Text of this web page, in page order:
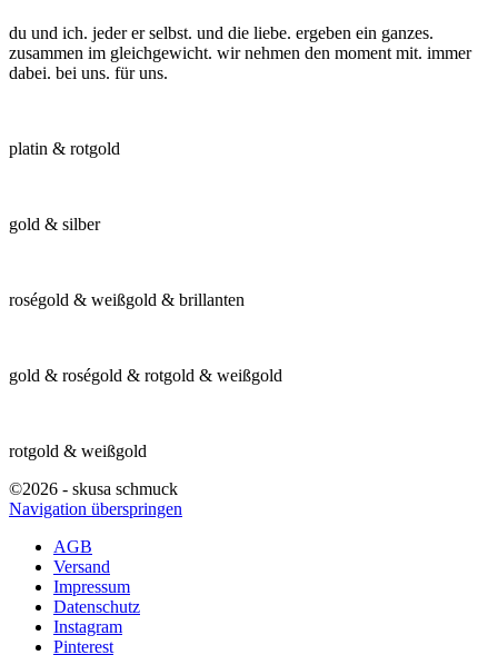
du und ich. jeder er selbst. und die liebe. ergeben ein ganzes.
zusammen im gleichgewicht. wir nehmen den moment mit. immer
dabei. bei uns. für uns.
platin & rotgold
gold & silber
roségold & weißgold & brillanten
gold & roségold & rotgold & weißgold
rotgold & weißgold
©2026 - skusa schmuck
Navigation überspringen
AGB
Versand
Impressum
Datenschutz
Instagram
Pinterest